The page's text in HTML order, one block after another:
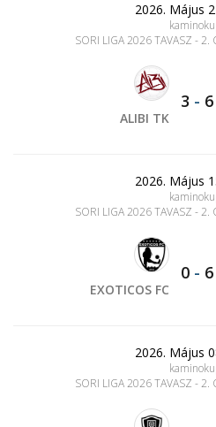
2026. Május
SORI LIGA 2026 TAVASZ - 2.
ALIBI TK
3 - 6
2026. Május
SORI LIGA 2026 TAVASZ - 2.
EXOTICOS FC
0 - 6
2026. Május
SORI LIGA 2026 TAVASZ - 2.